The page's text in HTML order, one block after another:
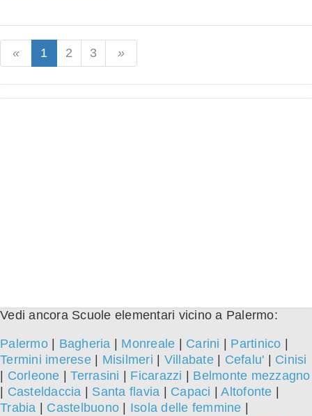
1 2 3
Vedi ancora Scuole elementari vicino a Palermo:
Palermo| Bagheria Monreale Carini Partinico
Termini imerese| Misilmeri Villabate| Cefalu'
Cinisi
Corleone |Terrasini Ficarazzi
Belmonte mezzagno
Casteldaccia Santa flavia Capaci |Altofonte
Trabia
Castelbuono Isola delle femmine